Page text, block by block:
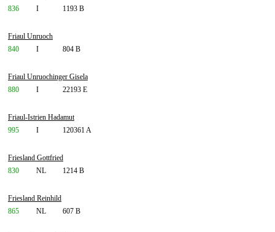
836
I 1193 B
Friaul Unruoch
840
I 804 B
Friaul Unruochinger Gisela
880
I 22193 E
Friaul-Istrien Hadamut
995
I 120361 A
Friesland Gottfried
830
NL 1214 B
Friesland Reinhild
865
NL 607 B